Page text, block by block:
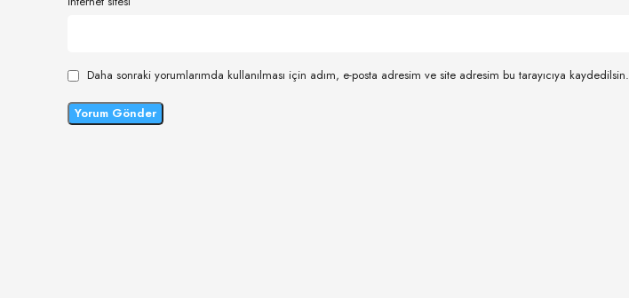
Daha sonraki yorumlarımda kullanılması için adım, e-posta adresim ve site adresim bu tarayıcıya kaydedilsin.